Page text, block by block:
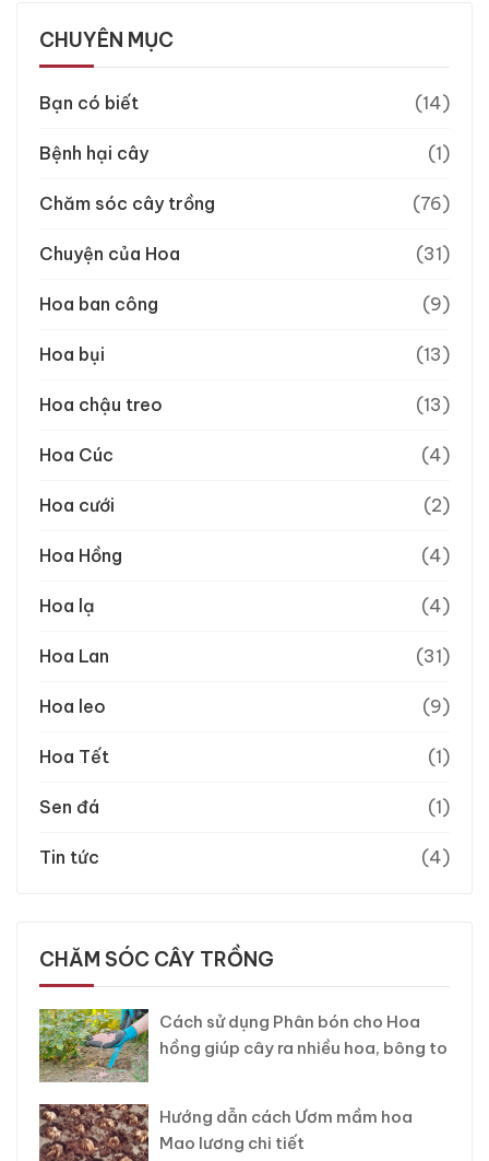
CHUYÊN MỤC
Bạn có biết (14)
Bệnh hại cây (1)
Chăm sóc cây trồng (76)
Chuyện của Hoa (31)
Hoa ban công (9)
Hoa bụi (13)
Hoa chậu treo (13)
Hoa Cúc (4)
Hoa cưới (2)
Hoa Hồng (4)
Hoa lạ (4)
Hoa Lan (31)
Hoa leo (9)
Hoa Tết (1)
Sen đá (1)
Tin tức (4)
CHĂM SÓC CÂY TRỒNG
Cách sử dụng Phân bón cho Hoa
hồng giúp cây ra nhiều hoa, bông to
Hướng dẫn cách Ươm mầm hoa
Mao lương chi tiết